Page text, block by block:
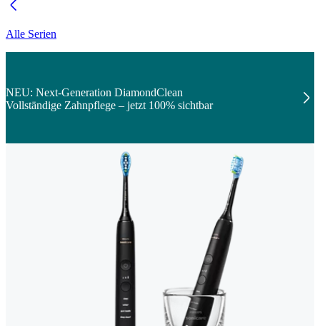
Alle Serien
NEU: Next-Generation DiamondClean
Vollständige Zahnpflege – jetzt 100% sichtbar